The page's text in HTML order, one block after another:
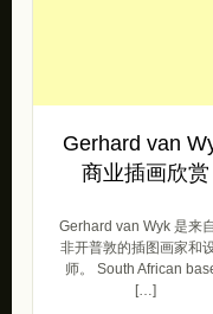
Gerhard van
商业插画欣赏
Gerhard van Wyk 是来
非开普敦的插图画家和
师。 South African
[…]